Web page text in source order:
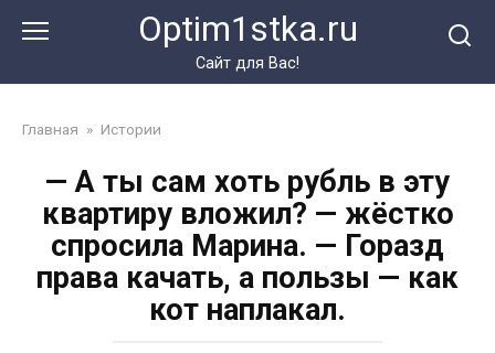
Optim1stka.ru
Сайт для Вас!
Главная » Истории
— А ты сам хоть рубль в эту
квартиру вложил? — жёстко
спросила Марина. — Горазд
права качать, а пользы — как
кот наплакал.